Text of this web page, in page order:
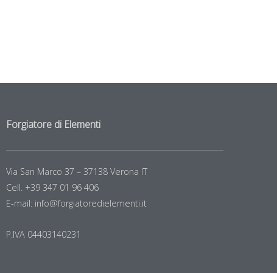
Forgiatore di Elementi
Via San Marco 37 – 37138 Verona IT
Cell. +39 347 01 96 406
E-mail: info@forgiatoredielementi.it
P.IVA 04403140231